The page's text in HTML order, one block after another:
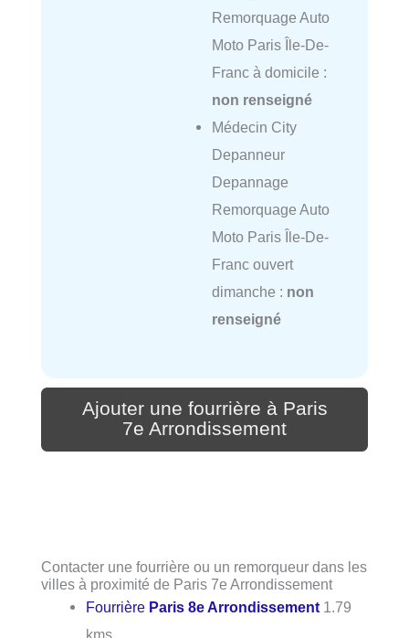
Remorquage Auto
Moto Paris Île-De-
Franc à domicile :
non renseigné
Médecin City
Depanneur
Depannage
Remorquage Auto
Moto Paris Île-De-
Franc ouvert
dimanche : non
renseigné
Ajouter une fourrière à Paris
7e Arrondissement
Contacter une fourrière ou un remorqueur dans les
villes à proximité de Paris 7e Arrondissement
Fourrière Paris 8e Arrondissement 1.79
kms